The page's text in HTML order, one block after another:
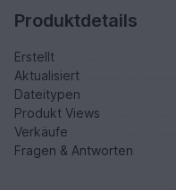
Produktdetails
Erstellt
Aktualisiert
Dateitypen
Produkt Views
Verkäufe
Fragen & Antworten